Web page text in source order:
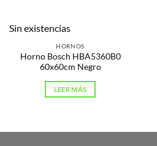
Sin existencias
HORNOS
Horno Bosch HBA5360B0
60x60cm Negro
LEER MÁS